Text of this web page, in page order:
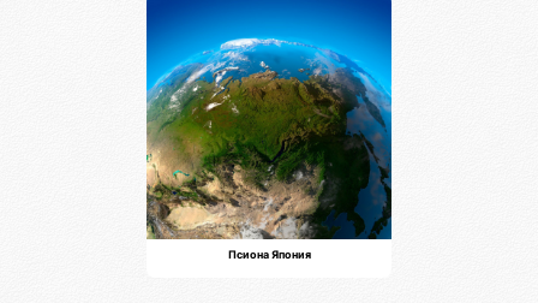
Псиона Япония